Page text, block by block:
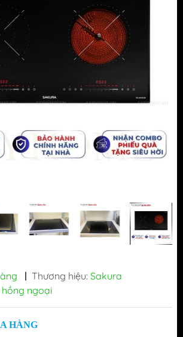
| Thương hiệu: Sakura
hồng ngoại
HÀNG